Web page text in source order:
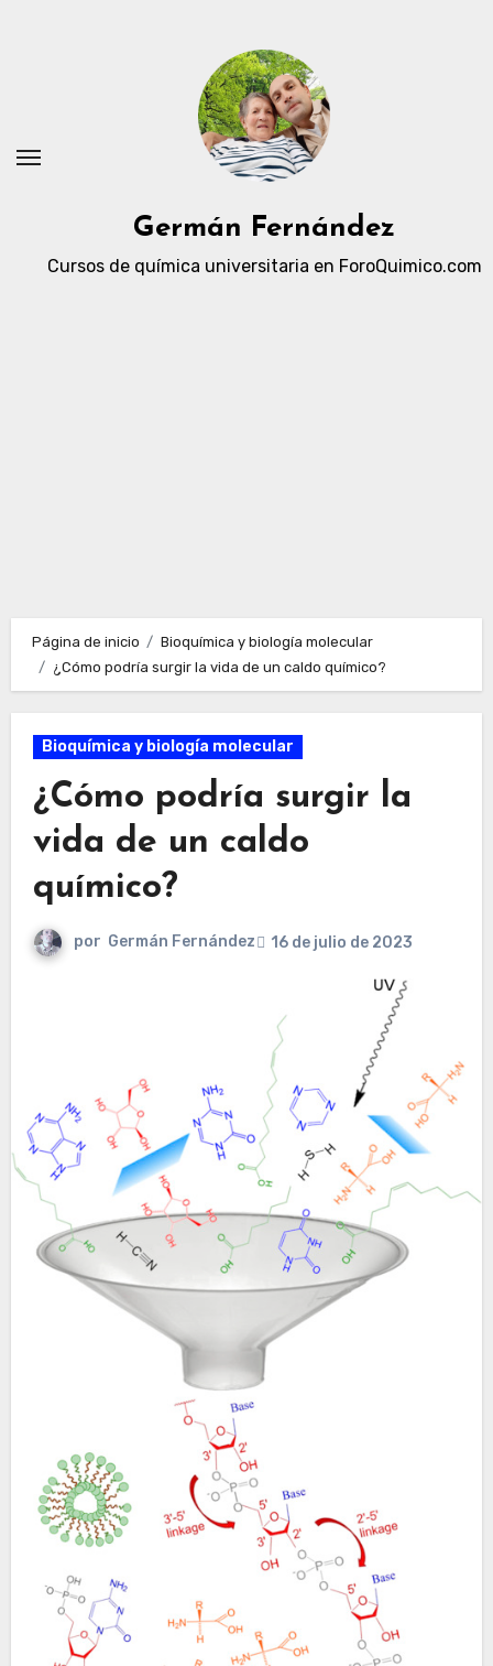
Germán Fernández
Cursos de química universitaria en ForoQuimico.com
Página de inicio
Bioquímica y biología molecular
¿Cómo podría surgir la vida de un caldo químico?
Bioquímica y biología molecular
¿Cómo podría surgir la
vida de un caldo
químico?
por Germán Fernández 16 de julio de 2023